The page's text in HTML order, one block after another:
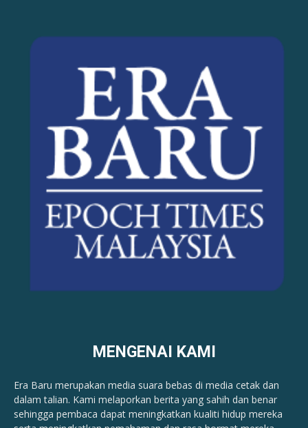
MENGENAI KAMI
Era Baru merupakan media suara bebas di media cetak dan
dalam talian. Kami melaporkan berita yang sahih dan benar ​​
sehingga pembaca dapat meningkatkan kualiti hidup mereka